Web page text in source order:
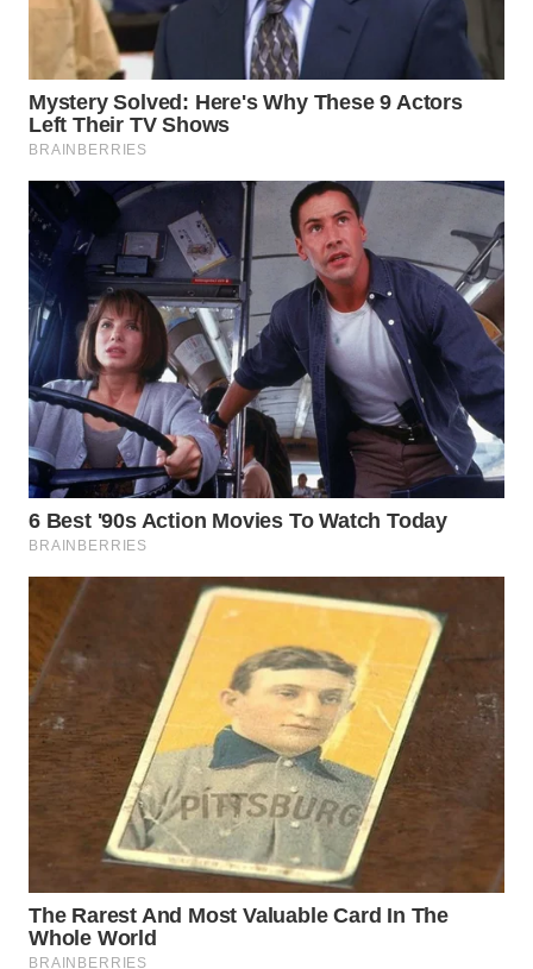
WN
MANDALIKA
WN
LIKUPANG
LABUANBAJO
WN
BORNEO
Wahana
Media
Group
WAHANA
NEWS
TANI
WAHANA
ADVOKAT
WAHANA
INFRASTRUKTUR
WAHANA
KONSUMEN
WAHANA
LISTRIK